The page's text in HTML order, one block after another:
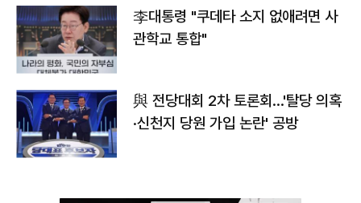
李대통령 "쿠데타 소지 없애려면 사
관학교 통합"
與 전당대회 2차 토론회…'탈당 의혹
·신천지 당원 가입 논란' 공방